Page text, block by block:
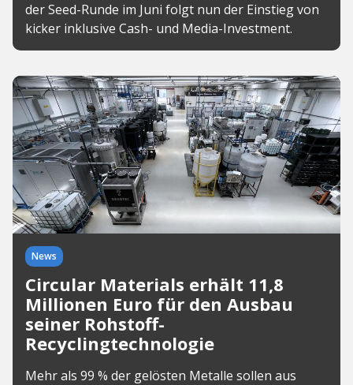
der Seed-Runde im Juni folgt nun der Einstieg von
kicker inklusive Cash- und Media-Investment.
News
Circular Materials erhält 11,8
Millionen Euro für den Ausbau
seiner Rohstoff-
Recyclingtechnologie
Mehr als 99 % der gelösten Metalle sollen aus